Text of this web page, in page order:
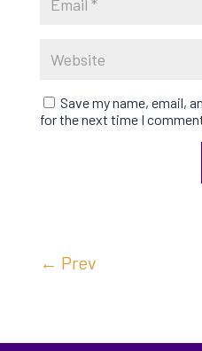
Save my name, email,
for the next time I
← Prev